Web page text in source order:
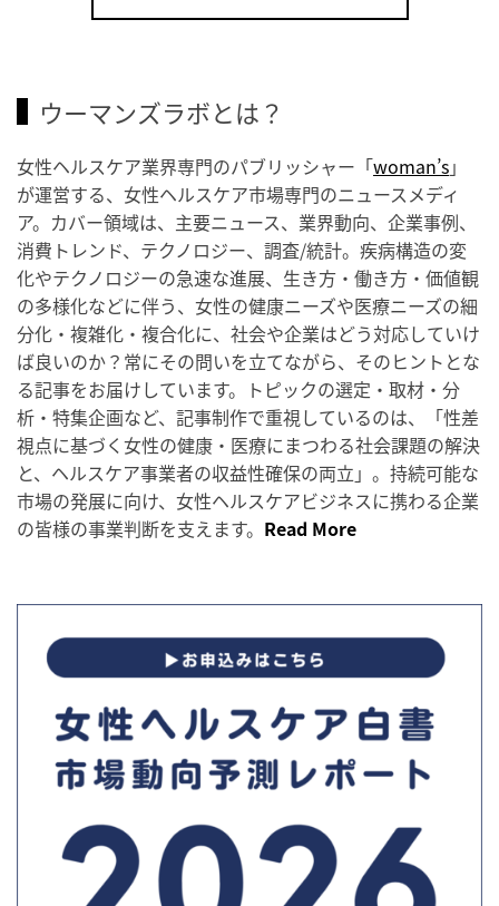
ウーマンズラボとは？
女性ヘルスケア業界専門のパブリッシャー「woman’s」
が運営する、女性ヘルスケア市場専門のニュースメディ
ア。カバー領域は、主要ニュース、業界動向、企業事例、
消費トレンド、テクノロジー、調査/統計。疾病構造の変
化やテクノロジーの急速な進展、生き方・働き方・価値観
の多様化などに伴う、女性の健康ニーズや医療ニーズの細
分化・複雑化・複合化に、社会や企業はどう対応していけ
ば良いのか？常にその問いを立てながら、そのヒントとな
る記事をお届けしています。トピックの選定・取材・分
析・特集企画など、記事制作で重視しているのは、「性差
視点に基づく女性の健康・医療にまつわる社会課題の解決
と、ヘルスケア事業者の収益性確保の両立」。持続可能な
市場の発展に向け、女性ヘルスケアビジネスに携わる企業
の皆様の事業判断を支えます。 Read More